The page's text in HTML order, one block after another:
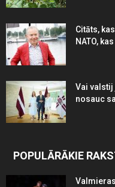
Citāts,
NATO,
Vai valstij
nosauc
POPULĀRĀKIE